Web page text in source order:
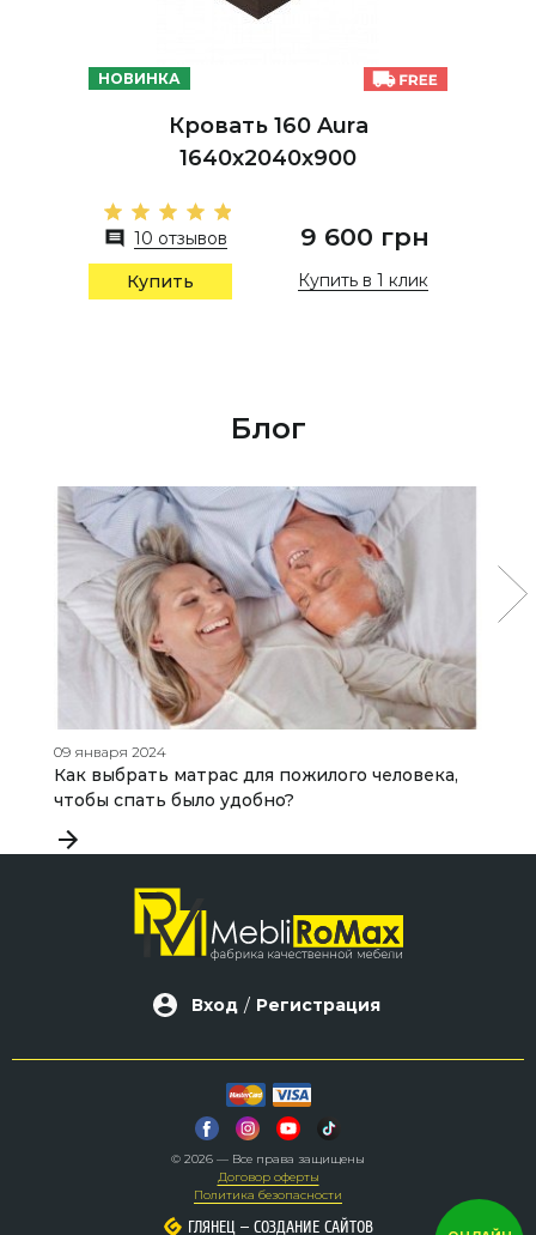
НОВИНКА
Кровать 160 Aura
1640х2040х900
10 отзывов 9 600 грн
Купить Купить в 1 клик
Блог
09 января 2024
Как выбрать матрас для пожилого человека,
чтобы спать было удобно?
Вход / Регистрация
© 2026 — Все права защищены
Договор оферты
Политика безопасности
ГЛЯНЕЦ– СОЗДАНИЕ САЙТОВ
ГЛЯНЕЦ– СОЗДАНИЕ САЙТОВ